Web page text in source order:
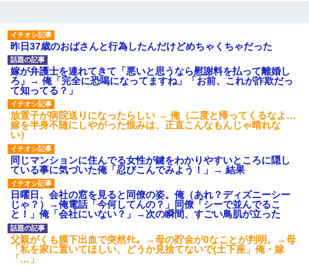
昨日37歳のおばさんと行為したんだけどめちゃくちゃだった
嫁が弁護士を連れてきて「悪いと思うなら慰謝料を払って離婚し
ろ」→ 俺「完全に恐喝になってますね」「お前、これが詐欺だっ
て知ってる？」
放置子が病院送りになったらしい → 俺（二度と帰ってくるなよ…
嫁を半身不随にしやがった恨みは、正直こんなもんじゃ晴れな
い）
同じマンションに住んでる女性が鍵をわかりやすいところに隠し
ている事に気づいた俺「忍びこんでみよう！」→ 結果
日曜日、会社の窓を見ると同僚の姿。俺（あれ？ディズニーシー
じゃ？）→俺電話「今何してんの？」同僚「シーで並んでるこ
と！」俺「会社にいない？」→次の瞬間、すごい鳥肌が立った
父親がくも膜下出血で突然ﾀﾋ。→母の貯金が0なことが判明。→母
「私を家に置いてほしい、どうか見捨てないで(土下座」俺・嫁
「…」